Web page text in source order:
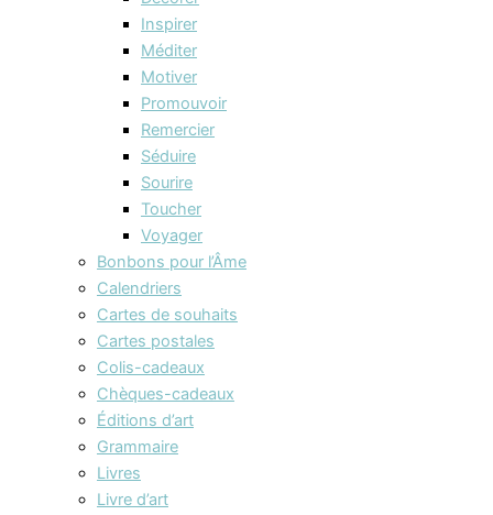
Inspirer
Méditer
Motiver
Promouvoir
Remercier
Séduire
Sourire
Toucher
Voyager
Bonbons pour l’Âme
Calendriers
Cartes de souhaits
Cartes postales
Colis-cadeaux
Chèques-cadeaux
Éditions d’art
Grammaire
Livres
Livre d’art